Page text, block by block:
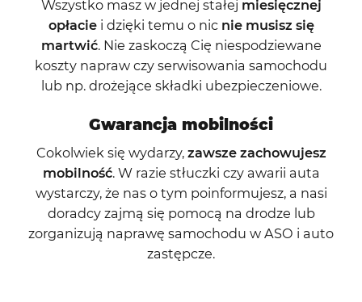
Wszystko masz w jednej stałej miesięcznej
opłaciei dzięki temu o nic nie musisz się
martwić. Nie zaskoczą Cię niespodziewane
koszty napraw czy serwisowania samochodu
lub np. drożejące składki ubezpieczeniowe.
Gwarancja mobilności
Cokolwiek się wydarzy, zawsze zachowujesz
mobilność. W razie stłuczki czy awarii auta
wystarczy, że nas o tym poinformujesz, a nasi
doradcy zajmą się pomocą na drodze lub
zorganizują naprawę samochodu w ASO i auto
zastępcze.